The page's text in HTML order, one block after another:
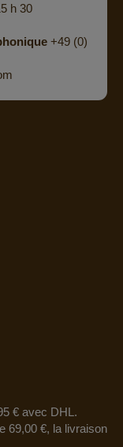
h 30
+49 (0)
€ avec DHL.
69,00 €, la livraison